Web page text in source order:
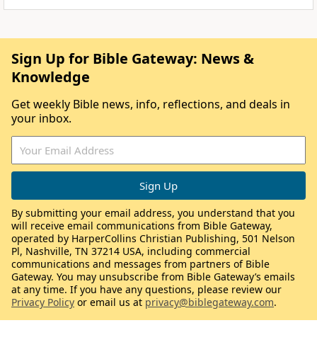
Sign Up for Bible Gateway: News &
Knowledge
Get weekly Bible news, info, reflections, and deals in
your inbox.
By submitting your email address, you understand that you
will receive email communications from Bible Gateway,
operated by HarperCollins Christian Publishing, 501 Nelson
Pl, Nashville, TN 37214 USA, including commercial
communications and messages from partners of Bible
Gateway. You may unsubscribe from Bible Gateway’s emails
at any time. If you have any questions, please review our
Privacy Policy or email us at privacy@biblegateway.com.